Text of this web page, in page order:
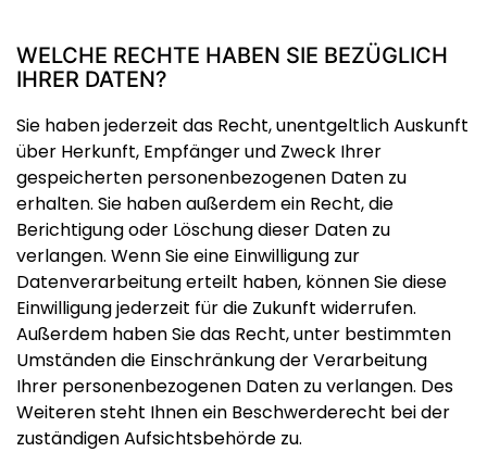
WELCHE RECHTE HABEN SIE BEZÜGLICH
IHRER DATEN?
Sie haben jederzeit das Recht, unentgeltlich Auskunft
über Herkunft, Empfänger und Zweck Ihrer
gespeicherten personenbezogenen Daten zu
erhalten. Sie haben außerdem ein Recht, die
Berichtigung oder Löschung dieser Daten zu
verlangen. Wenn Sie eine Einwilligung zur
Datenverarbeitung erteilt haben, können Sie diese
Einwilligung jederzeit für die Zukunft widerrufen.
Außerdem haben Sie das Recht, unter bestimmten
Umständen die Einschränkung der Verarbeitung
Ihrer personenbezogenen Daten zu verlangen. Des
Weiteren steht Ihnen ein Beschwerderecht bei der
zuständigen Aufsichtsbehörde zu.